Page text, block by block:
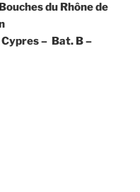
du Rhône de
– Bat. B –